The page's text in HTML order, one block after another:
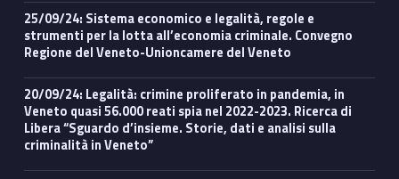
25/09/24: Sistema economico e legalità, regole e
strumenti per la lotta all’economia criminale. Convegno
Regione del Veneto-Unioncamere del Veneto
20/09/24: Legalità: crimine proliferato in pandemia, in
Veneto quasi 56.000 reati spia nel 2022-2023. Ricerca di
Libera “Sguardo d’insieme. Storie, dati e analisi sulla
criminalità in Veneto”